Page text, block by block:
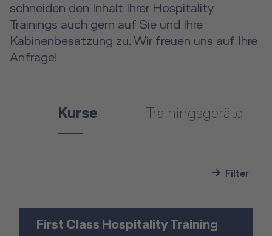
schneiden den Inhalt Ihrer Hospitality
Trainings auch gern auf Sie und Ihre
Kabinenbesatzung zu. Wir freuen uns auf Ihre
Anfrage!
Kurse Trainingsgeräte
Filter
First Class Hospitality Training